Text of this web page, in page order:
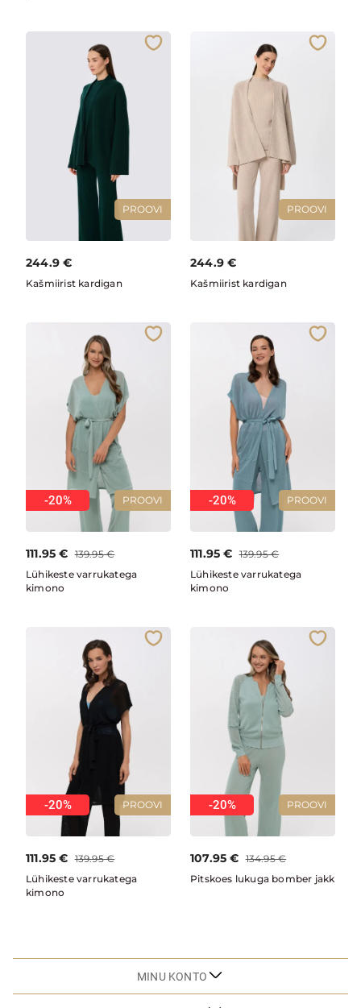
PROOVI
244.9 €
Kašmiirist kardigan
PROOVI
244.9 €
Kašmiirist kardigan
PROOVI
-20%
111.95 € 139.95 €
Lühikeste varrukatega
kimono
PROOVI
-20%
111.95 € 139.95 €
Lühikeste varrukatega
kimono
PROOVI
-20%
111.95 € 139.95 €
Lühikeste varrukatega
kimono
PROOVI
-20%
107.95 € 134.95 €
Pitskoes lukuga bomber jakk
MINU KONTO